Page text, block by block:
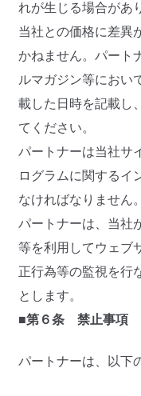
れが生じる場合があ
当社との価格に差異
かねません。パート
ルマガジン等におい
載した日時を記載し
てください。
パートナーは当社サ
ログラムに関するイ
なければなりません。
パートナーは、当社
等を利用してウェブ
正行為等の監視を行
とします。
■第６条 禁止事項
パートナーは、以下